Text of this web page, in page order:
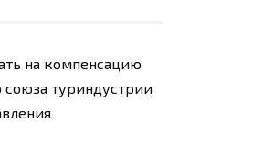
на компенсацию
союза туриндустрии